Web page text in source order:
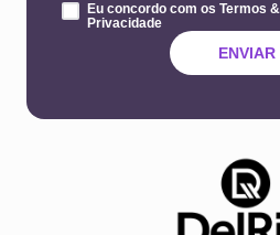
Eu concordo com os Termos
Privacidade
ENVIAR